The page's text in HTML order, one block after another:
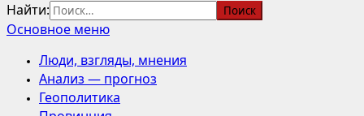
Найти:
Основное меню
Люди, взгляды, мнения
Анализ — прогноз
Геополитика